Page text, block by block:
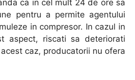
ca in cel mult 24 de ore sa
pentru a permite agentului
in compresor. In cazul in
aspect, riscati sa deteriorati
caz, producatorii nu ofera